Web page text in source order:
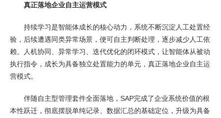
真正落地企业自主运营模式
持续学习是智能体成长的核心动力，系统不断沉淀人工处置经
验，后续遭遇同类异常场景，便可自主判断处理，逐步减少人工依
赖。人机协同、异常学习、迭代优化的闭环模式，让智能体从被动
执行指令，成长为具备独立处置能力的单元，真正落地企业自主运
营模式。
伴随自主型管理套件全面落地，SAP完成了企业系统价值的根
本性跃迁，彻底摆脱单纯记录、数据汇总的基础定位，升级为具备